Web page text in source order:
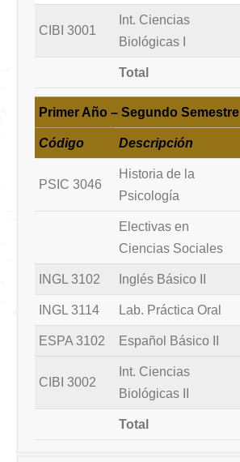
CIBI 3001
Int. Ciencias
Biológicas I
Total
Primer Año – Segundo Semestre
Código Descripción
PSIC 3046
Historia de la
Psicología
Electivas en
Ciencias Sociales
INGL 3102 Inglés Básico II
INGL 3114 Lab. Práctica Oral
ESPA 3102 Español Básico II
CIBI 3002
Int. Ciencias
Biológicas II
Total